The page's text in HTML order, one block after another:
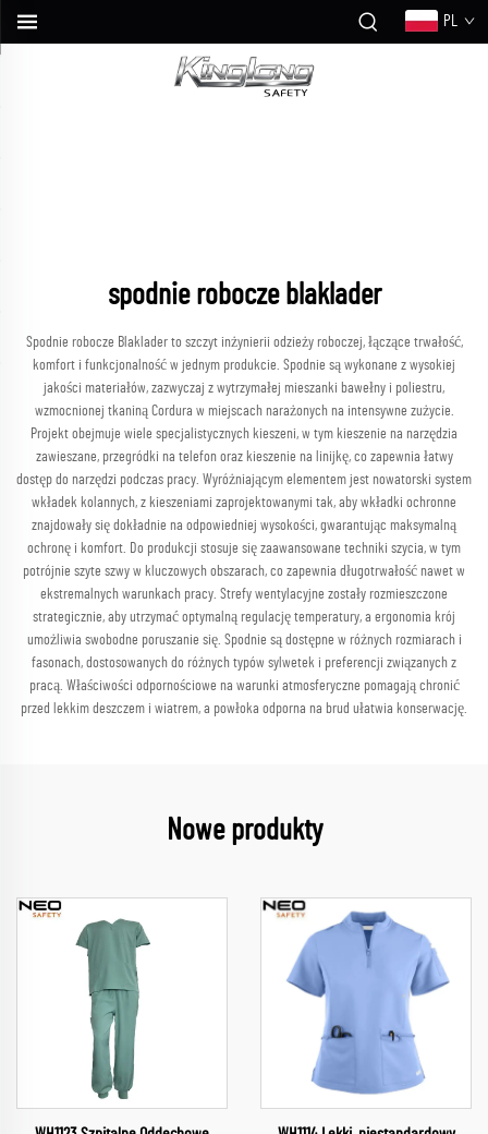
PL
spodnie robocze blaklader
Spodnie robocze Blaklader to szczyt inżynierii odzieży roboczej, łączące trwałość,
komfort i funkcjonalność w jednym produkcie. Spodnie są wykonane z wysokiej
jakości materiałów, zazwyczaj z wytrzymałej mieszanki bawełny i poliestru,
wzmocnionej tkaniną Cordura w miejscach narażonych na intensywne zużycie.
Projekt obejmuje wiele specjalistycznych kieszeni, w tym kieszenie na narzędzia
zawieszane, przegródki na telefon oraz kieszenie na linijkę, co zapewnia łatwy
dostęp do narzędzi podczas pracy. Wyróżniającym elementem jest nowatorski system
wkładek kolannych, z kieszeniami zaprojektowanymi tak, aby wkładki ochronne
znajdowały się dokładnie na odpowiedniej wysokości, gwarantując maksymalną
ochronę i komfort. Do produkcji stosuje się zaawansowane techniki szycia, w tym
potrójnie szyte szwy w kluczowych obszarach, co zapewnia długotrwałość nawet w
ekstremalnych warunkach pracy. Strefy wentylacyjne zostały rozmieszczone
strategicznie, aby utrzymać optymalną regulację temperatury, a ergonomia krój
umożliwia swobodne poruszanie się. Spodnie są dostępne w różnych rozmiarach i
fasonach, dostosowanych do różnych typów sylwetek i preferencji związanych z
pracą. Właściwości odpornościowe na warunki atmosferyczne pomagają chronić
przed lekkim deszczem i wiatrem, a powłoka odporna na brud ułatwia konserwację.
Nowe produkty